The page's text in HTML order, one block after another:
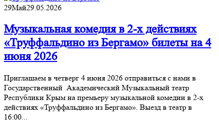
29Май29.05.2026
Музыкальная комедия в 2-х действиях
«Труффальдино из Бергамо» билеты на 4
июня 2026
Приглашаем в четверг 4 июня 2026 отправиться с нами в
Государственный Академический Музыкальный театр
Республики Крым на премьеру музыкальной комедии в 2-х
действиях «Труффальдино из Бергамо». Выезд в театр в
16:00...